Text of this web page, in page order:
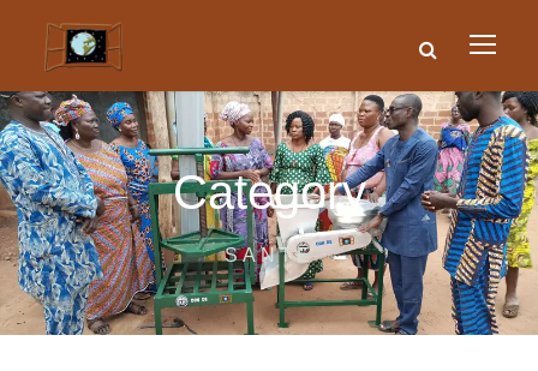
Category
SANTÉ